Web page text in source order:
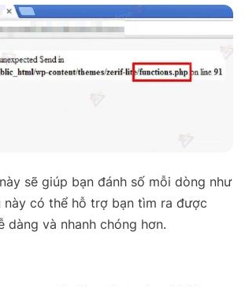
sẽ giúp bạn đánh số mỗi dòng như
này có thể hỗ trợ bạn tìm ra được
dàng và nhanh chóng hơn.